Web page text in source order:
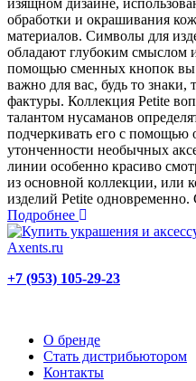
обработки и окрашивания
материалов. Символы для
обладают глубоким смыслом
помощью сменных кнопок вы
важно для вас, будь то
фактуры. Коллекция Petite
талантом нусаманов
подчеркивать его с помощью
утонченности необычных
линии особенно красиво
из основной коллекции, или
изделий Petite
Подробнее
+7 (953) 105-29-23
О бренде
Стать дистрибьютором
Контакты